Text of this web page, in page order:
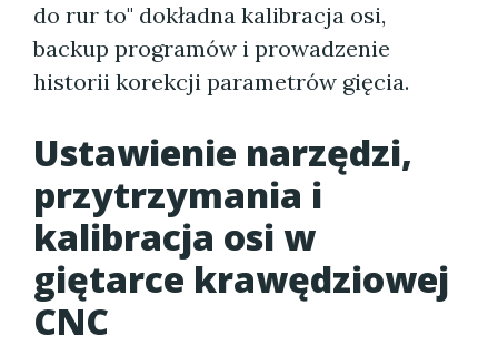
do rur to" dokładna kalibracja osi,
backup programów i prowadzenie
historii korekcji parametrów gięcia.
Ustawienie narzędzi,
przytrzymania i
kalibracja osi w
giętarce krawędziowej
CNC